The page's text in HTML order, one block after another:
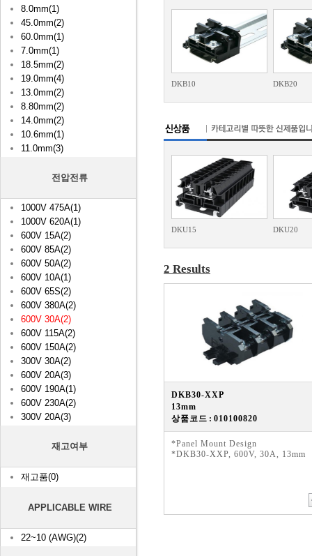
8.0mm(1)
45.0mm(2)
60.0mm(1)
7.0mm(1)
18.5mm(2)
19.0mm(4)
13.0mm(2)
8.80mm(2)
14.0mm(2)
10.6mm(1)
11.0mm(3)
전압전류
1000V 475A(1)
1000V 620A(1)
600V 15A(2)
600V 85A(2)
600V 50A(2)
600V 10A(1)
600V 65S(2)
600V 380A(2)
600V 30A(2)
600V 115A(2)
600V 150A(2)
300V 30A(2)
600V 20A(3)
600V 190A(1)
600V 230A(2)
300V 20A(3)
재고여부
재고품(0)
APPLICABLE WIRE
22~10 (AWG)(2)
DKB10 DKB20
DKU15 DKU20
2 Results
DKB30-XXP
13mm
상품코드 : 010100820
*Panel Mount Design
*DKB30-XXP, 600V, 30A, 13mm